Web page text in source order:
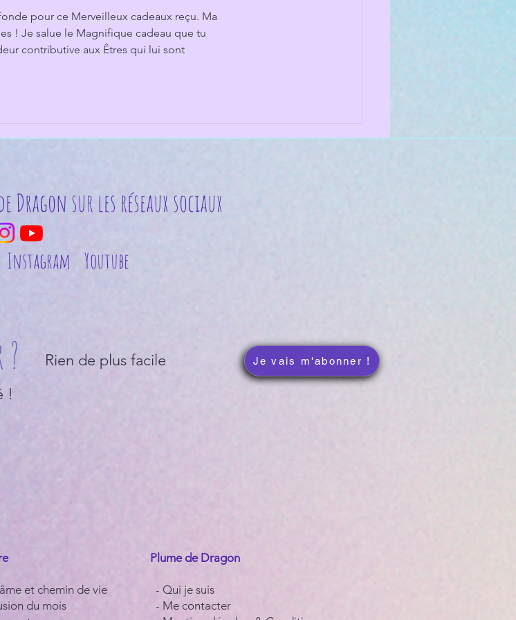
pour ce Merveilleux cadeaux reçu. Ma
! Je salue le Magnifique cadeau que tu
contributive aux Êtres qui lui sont
Dragon sur les réseaux sociaux
Youtube
Instagram
!
Rien de plus facile Je vais m'abonner !
et chemin de vie
du mois
Plume de Dragon
- Qui je suis​
- Me contacter